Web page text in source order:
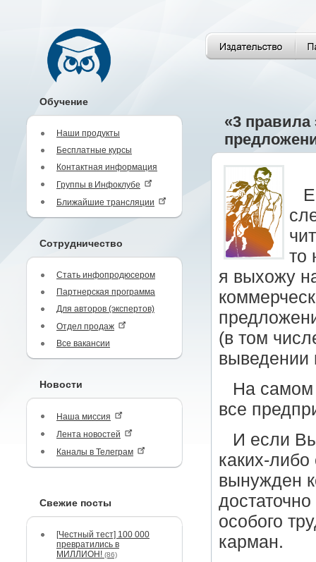
Обучение
Наши продукты
Бесплатные курсы
Контактная информация
Группы в Инфоклубе
Ближайшие трансляции
Сотрудничество
Стать инфопродюсером
Партнерская программа
Для авторов (экспертов)
Отдел продаж
Все вакансии
Новости
Наша миссия
Лента новостей
Каналы в Телеграм
Свежие посты
[Честный тест] 100 000
превратились в
МИЛЛИОН! (86)
«3
то
я выхожу
(в том
выведении
На самом
все
И если
каких-
вынужден
особого
карман.